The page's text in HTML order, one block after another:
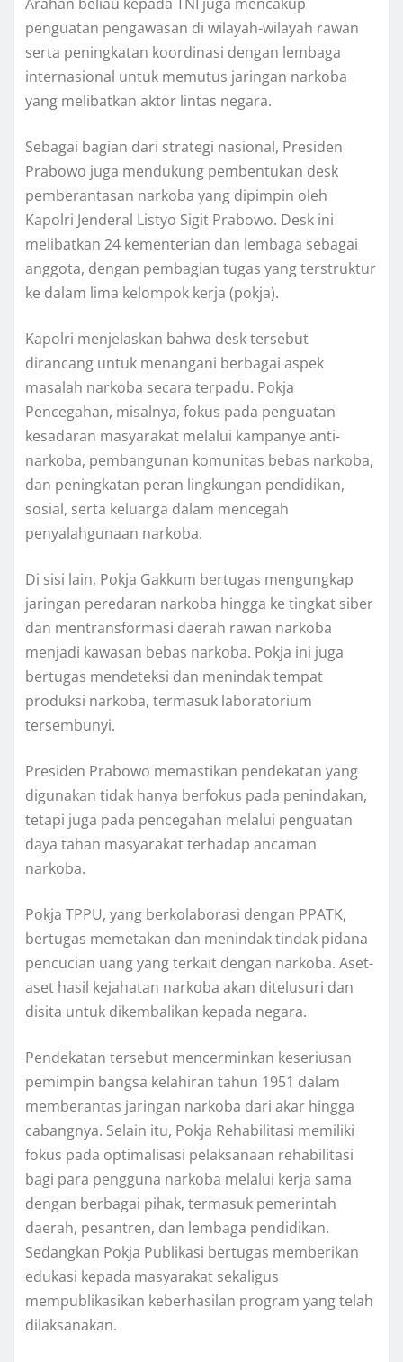
penguatan pengawasan di wilayah-wilayah rawan
serta peningkatan koordinasi dengan lembaga
internasional untuk memutus jaringan narkoba
yang melibatkan aktor lintas negara.
Sebagai bagian dari strategi nasional, Presiden
Prabowo juga mendukung pembentukan desk
pemberantasan narkoba yang dipimpin oleh
Kapolri Jenderal Listyo Sigit Prabowo. Desk ini
melibatkan 24 kementerian dan lembaga sebagai
anggota, dengan pembagian tugas yang terstruktur
ke dalam lima kelompok kerja (pokja).
Kapolri menjelaskan bahwa desk tersebut
dirancang untuk menangani berbagai aspek
masalah narkoba secara terpadu. Pokja
Pencegahan, misalnya, fokus pada penguatan
kesadaran masyarakat melalui kampanye anti-
narkoba, pembangunan komunitas bebas narkoba,
dan peningkatan peran lingkungan pendidikan,
sosial, serta keluarga dalam mencegah
penyalahgunaan narkoba.
Di sisi lain, Pokja Gakkum bertugas mengungkap
jaringan peredaran narkoba hingga ke tingkat siber
dan mentransformasi daerah rawan narkoba
menjadi kawasan bebas narkoba. Pokja ini juga
bertugas mendeteksi dan menindak tempat
produksi narkoba, termasuk laboratorium
tersembunyi.
Presiden Prabowo memastikan pendekatan yang
digunakan tidak hanya berfokus pada penindakan,
tetapi juga pada pencegahan melalui penguatan
daya tahan masyarakat terhadap ancaman
narkoba.
Pokja TPPU, yang berkolaborasi dengan PPATK,
bertugas memetakan dan menindak tindak pidana
pencucian uang yang terkait dengan narkoba. Aset-
aset hasil kejahatan narkoba akan ditelusuri dan
disita untuk dikembalikan kepada negara.
Pendekatan tersebut mencerminkan keseriusan
pemimpin bangsa kelahiran tahun 1951 dalam
memberantas jaringan narkoba dari akar hingga
cabangnya. Selain itu, Pokja Rehabilitasi memiliki
fokus pada optimalisasi pelaksanaan rehabilitasi
bagi para pengguna narkoba melalui kerja sama
dengan berbagai pihak, termasuk pemerintah
daerah, pesantren, dan lembaga pendidikan.
Sedangkan Pokja Publikasi bertugas memberikan
edukasi kepada masyarakat sekaligus
mempublikasikan keberhasilan program yang telah
dilaksanakan.